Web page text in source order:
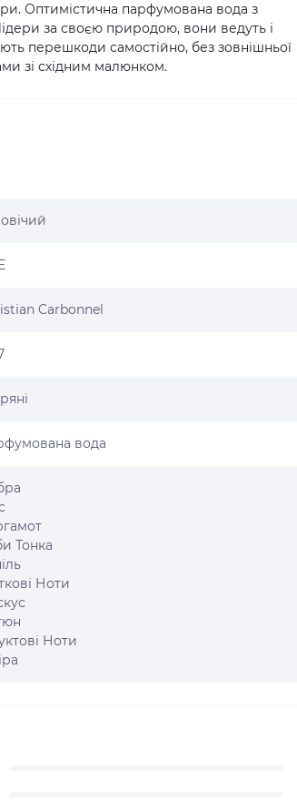
Оптимістична парфумована вода з
за своєю природою, вони ведуть і
перешкоди самостійно, без зовнішньої
зі східним малюнком.
Carbonnel
вода
Тонка
Ноти
Ноти